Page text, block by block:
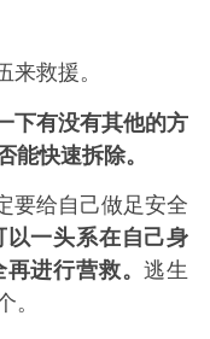
救援。
下有没有其他的方
能快速拆除。
给自己做足安全
以一头系在自己身
再进行营救。逃生
。